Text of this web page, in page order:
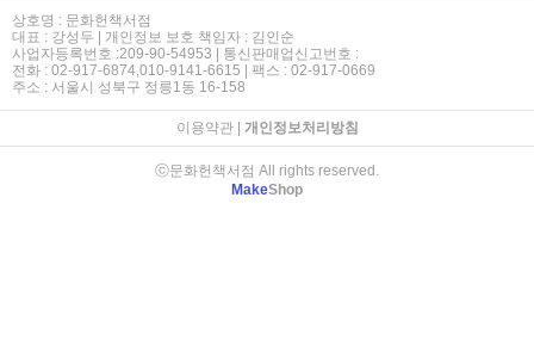
상호명 : 문화헌책서점
대표 : 강성두 | 개인정보 보호 책임자 : 김인순
사업자등록번호 :209-90-54953 | 통신판매업신고번호 :
전화 : 02-917-6874,010-9141-6615 | 팩스 : 02-917-0669
주소 : 서울시 성북구 정릉1동 16-158
이용약관| 개인정보처리방침
ⓒ문화헌책서점 All rights reserved.
MakeShop